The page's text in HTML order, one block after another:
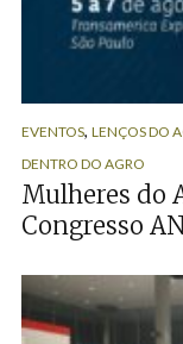
EVENTOS, LENÇOS DO
DENTRO DO AGRO
Mulheres do
Congresso